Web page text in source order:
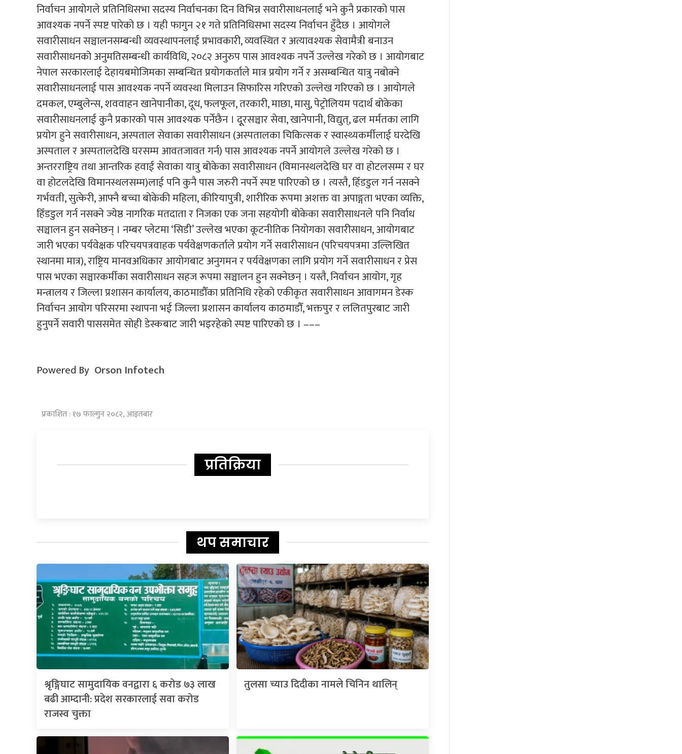
निर्वाचन आयोगले प्रतिनिधिसभा सदस्य निर्वाचनका दिन विभिन्न सवारीसाधनलाई भने कुनै प्रकारको पास
आवश्यक नपर्ने स्पष्ट पारेको छ । यही फागुन २१ गते प्रतिनिधिसभा सदस्य निर्वाचन हुँदैछ । आयोगले
सवारीसाधन सञ्चालनसम्बन्धी व्यवस्थापनलाई प्रभावकारी, व्यवस्थित र अत्यावश्यक सेवामैत्री बनाउन
सवारीसाधनको अनुमतिसम्बन्धी कार्यविधि, २०८२ अनुरुप पास आवश्यक नपर्ने उल्लेख गरेको छ । आयोगबाट
नेपाल सरकारलाई देहायबमोजिमका सम्बन्धित प्रयोगकर्ताले मात्र प्रयोग गर्ने र असम्बन्धित यात्रु नबोक्ने
सवारीसाधनलाई पास आवश्यक नपर्ने व्यवस्था मिलाउन सिफारिस गरिएको उल्लेख गरिएको छ । आयोगले
दमकल, एम्बुलेन्स, शववाहन खानेपानीका, दूध, फलफूल, तरकारी, माछा, मासु, पेट्रोलियम पदार्थ बोकेका
सवारीसाधनलाई कुनै प्रकारको पास आवश्यक पर्नेछैन । दूूरसञ्चार सेवा, खानेपानी, विद्युत्, ढल मर्मतका लागि
प्रयोग हुने सवारीसाधन, अस्पताल सेवाका सवारीसाधन (अस्पतालका चिकित्सक र स्वास्थ्यकर्मीलाई घरदेखि
अस्पताल र अस्पतालदेखि घरसम्म आवतजावत गर्न) पास आवश्यक नपर्ने आयोगले उल्लेख गरेको छ ।
अन्तरराष्ट्रिय तथा आन्तरिक हवाई सेवाका यात्रु बोकेका सवारीसाधन (विमानस्थलदेखि घर वा होटलसम्म र घर
वा होटलदेखि विमानस्थलसम्म)लाई पनि कुनै पास जरुरी नपर्ने स्पष्ट पारिएको छ । त्यस्तै, हिँडडुल गर्न नसक्ने
गर्भवती, सुत्केरी, आफ्नै बच्चा बोकेकी महिला, कीरियापुत्री, शारीरिक रूपमा अशक्त वा अपाङ्गता भएका व्यक्ति,
हिँडडुल गर्न नसक्ने ज्येष्ठ नागरिक मतदाता र निजका एक जना सहयोगी बोकेका सवारीसाधनले पनि निर्वाध
सञ्चालन हुन सक्नेछन् । नम्बर प्लेटमा ‘सिडी’ उल्लेख भएका कूटनीतिक नियोगका सवारीसाधन, आयोगबाट
जारी भएका पर्यवेक्षक परिचयपत्रवाहक पर्यवेक्षणकर्ताले प्रयोग गर्ने सवारीसाधन (परिचयपत्रमा उल्लिखित
स्थानमा मात्र), राष्ट्रिय मानवअधिकार आयोगबाट अनुगमन र पर्यवेक्षणका लागि प्रयोग गर्ने सवारीसाधन र प्रेस
पास भएका सञ्चारकर्मीका सवारीसाधन सहज रूपमा सञ्चालन हुन सक्नेछन् । यस्तै, निर्वाचन आयोग, गृह
मन्त्रालय र जिल्ला प्रशासन कार्यालय, काठमाडौँका प्रतिनिधि रहेको एकीकृत सवारीसाधन आवागमन डेस्क
निर्वाचन आयोग परिसरमा स्थापना भई जिल्ला प्रशासन कार्यालय काठमाडौँ, भक्तपुर र ललितपुरबाट जारी
हुनुपर्ने सवारी पाससमेत सोही डेस्कबाट जारी भइरहेको स्पष्ट पारिएको छ । –––
Powered By Orson Infotech
प्रकाशित : १७ फाल्गुन २०८२, आइतबार
प्रतिक्रिया
थप समाचार
श्रृङ्गिघाट सामुदायिक वनद्वारा ६ करोड ७३ लाख
बढी आम्दानी: प्रदेश सरकारलाई सवा करोड
राजस्व चुक्ता
तुलसा च्याउ दिदीका नामले चिनिन थालिन्